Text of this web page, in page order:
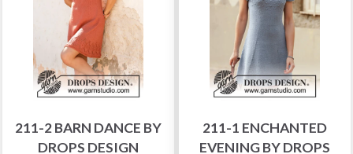
211-2 BARN DANCE BY
DROPS DESIGN
211-1 ENCHANTED
EVENING BY DROPS